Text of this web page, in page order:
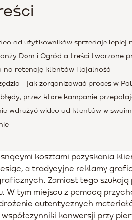
od użytkowników sprzedaje lepiej
Dom i Ogród a treści tworzone
na retencję klientów i lojalność
- jak zorganizować proces w
przez które kampanie
wdrożyć wideo od klientów w
kosztami pozyskania
a tradycyjne reklamy
Zamiast tego szukają
W tym miejscu z pomocą
autentycznych
konwersji przy